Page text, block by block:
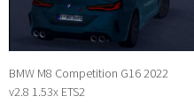
BMW M8 Competition G16 2022
v2.8 1.53x ETS2